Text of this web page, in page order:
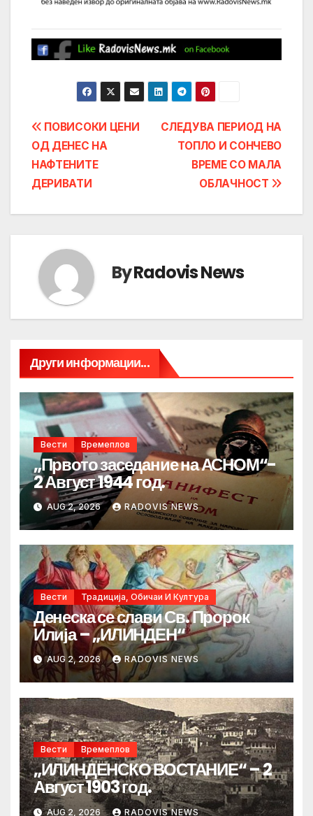
Post
navigation
СЛЕДУВА ПЕРИОД НА
ТОПЛО И СОНЧEВО
ВРЕМЕ СО МАЛА
ОБЛАЧНОСТ
ПОВИСОКИ ЦЕНИ
ОД ДЕНЕС НА
НАФТЕНИТЕ
ДЕРИВАТИ
ByRadovis News
Други информации...
Вести Времеплов
„Првото заседание на АСНОМ“-
2 Август 1944 год.
AUG 2, 2026 RADOVIS NEWS
Вести Традиција, Обичаи И Култура
Денеска се слави Св. Пророк
Илија – „ИЛИНДЕН“
AUG 2, 2026 RADOVIS NEWS
Вести Времеплов
„ИЛИНДЕНСКО ВОСТАНИЕ“ – 2
Август 1903 год.
AUG 2, 2026 RADOVIS NEWS